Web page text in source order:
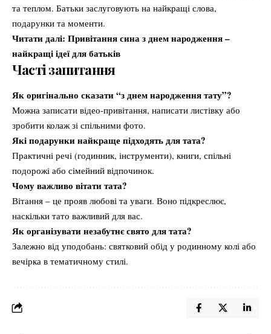
та теплом. Батьки заслуговують на найкращі слова,
подарунки та моменти.
Читати далі: Привітання сина з днем народження –
найкращі ідеї для батьків
Часті запитання
Як оригінально сказати “з днем народження тату”?
Можна записати відео-привітання, написати листівку або
зробити колаж зі спільними фото.
Які подарунки найкраще підходять для тата?
Практичні речі (годинник, інструменти), книги, спільні
подорожі або сімейний відпочинок.
Чому важливо вітати тата?
Вітання – це прояв любові та уваги. Воно підкреслює,
наскільки тато важливий для вас.
Як організувати незабутнє свято для тата?
Залежно від уподобань: святковий обід у родинному колі або
вечірка в тематичному стилі.